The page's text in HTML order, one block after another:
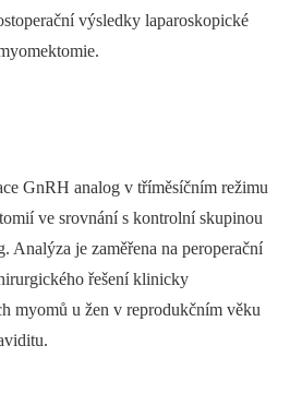
výsledky laparoskopické
GnRH analog v tříměsíčním režimu
ve srovnání s kontrolní skupinou
Analýza je zaměřena na peroperační
řešení klinicky
myomů u žen v reprodukčním věku